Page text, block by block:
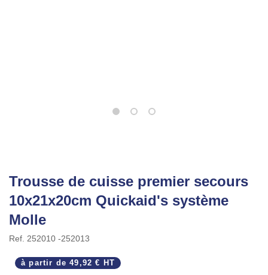
Trousse de cuisse premier secours
10x21x20cm Quickaid's système
Molle
Ref. 252010 -252013
à partir de49,92 € HT